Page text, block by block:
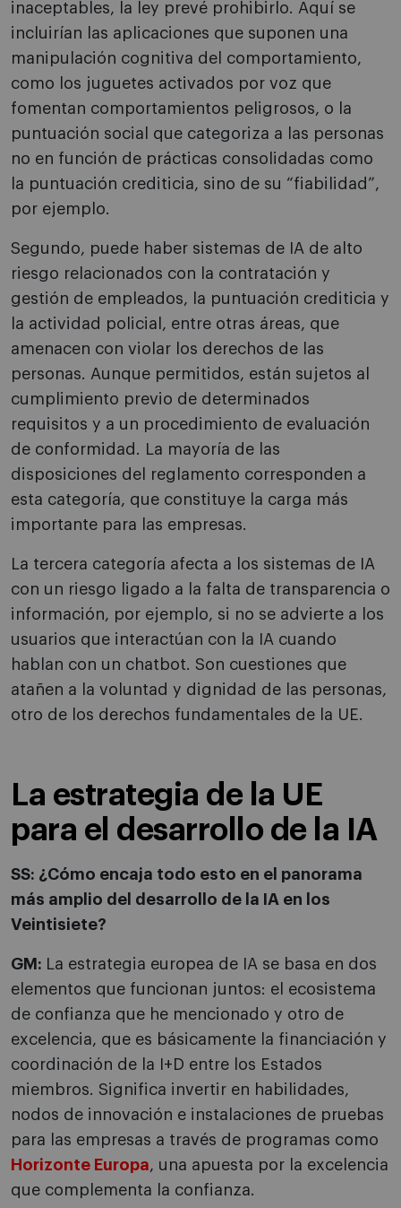
inaceptables, la ley prevé prohibirlo. Aquí se
incluirían las aplicaciones que suponen una
manipulación cognitiva del comportamiento,
como los juguetes activados por voz que
fomentan comportamientos peligrosos, o la
puntuación social que categoriza a las personas
no en función de prácticas consolidadas como
la puntuación crediticia, sino de su “fiabilidad”,
por ejemplo.
Segundo, puede haber sistemas de IA de alto
riesgo relacionados con la contratación y
gestión de empleados, la puntuación crediticia y
la actividad policial, entre otras áreas, que
amenacen con violar los derechos de las
personas. Aunque permitidos, están sujetos al
cumplimiento previo de determinados
requisitos y a un procedimiento de evaluación
de conformidad. La mayoría de las
disposiciones del reglamento corresponden a
esta categoría, que constituye la carga más
importante para las empresas.
La tercera categoría afecta a los sistemas de IA
con un riesgo ligado a la falta de transparencia o
información, por ejemplo, si no se advierte a los
usuarios que interactúan con la IA cuando
hablan con un chatbot. Son cuestiones que
atañen a la voluntad y dignidad de las personas,
otro de los derechos fundamentales de la UE.
La estrategia de la UE
para el desarrollo de la IA
SS: ¿Cómo encaja todo esto en el panorama
más amplio del desarrollo de la IA en los
Veintisiete?
GM: La estrategia europea de IA se basa en dos
elementos que funcionan juntos: el ecosistema
de confianza que he mencionado y otro de
excelencia, que es básicamente la financiación y
coordinación de la I+D entre los Estados
miembros. Significa invertir en habilidades,
nodos de innovación e instalaciones de pruebas
para las empresas a través de programas como
Horizonte Europa, una apuesta por la excelencia
que complementa la confianza.